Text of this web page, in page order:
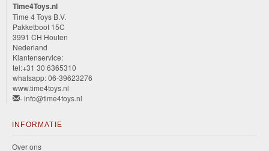
Time4Toys.nl
Time 4 Toys B.V.
Pakketboot 15C
3991 CH Houten
Nederland
Klantenservice:
tel:+31 30 6365310
whatsapp: 06-39623276
www.time4toys.nl
- info@time4toys.nl
INFORMATIE
Over ons